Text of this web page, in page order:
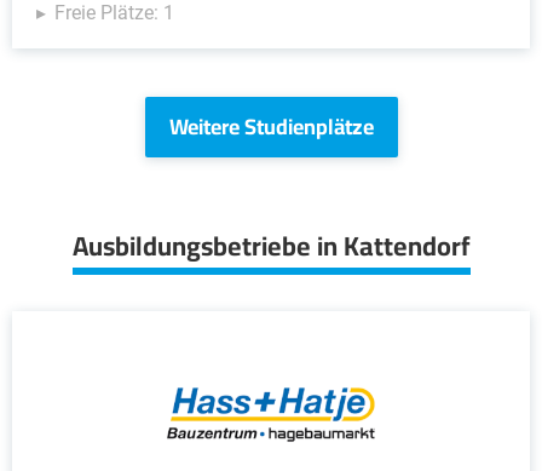
Freie Plätze: 1
Weitere Studienplätze
Ausbildungsbetriebe in Kattendorf